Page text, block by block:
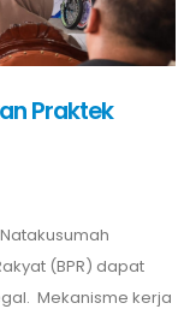
Praktek
(BPR) dapat
Mekanisme kerja